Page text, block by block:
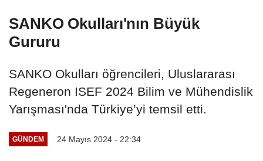
SANKO Okulları'nın Büyük
Gururu
SANKO Okulları öğrencileri, Uluslararası
Regeneron ISEF 2024 Bilim ve Mühendislik
Yarışması'nda Türkiye’yi temsil etti.
GÜNDEM 24 Mayıs 2024 - 22:34